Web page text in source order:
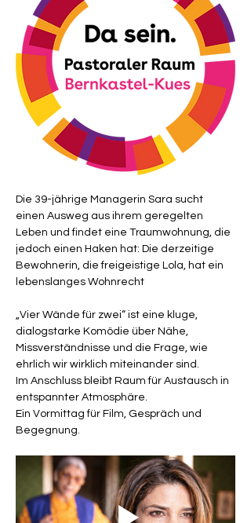
Die 39-jährige Managerin Sara sucht
einen Ausweg aus ihrem geregelten
Leben und findet eine Traumwohnung, die
jedoch einen Haken hat: Die derzeitige
Bewohnerin, die freigeistige Lola, hat ein
lebenslanges Wohnrecht
„Vier Wände für zwei“ ist eine kluge,
dialogstarke Komödie über Nähe,
Missverständnisse und die Frage, wie
ehrlich wir wirklich miteinander sind.
Im Anschluss bleibt Raum für Austausch in
entspannter Atmosphäre.
Ein Vormittag für Film, Gespräch und
Begegnung.